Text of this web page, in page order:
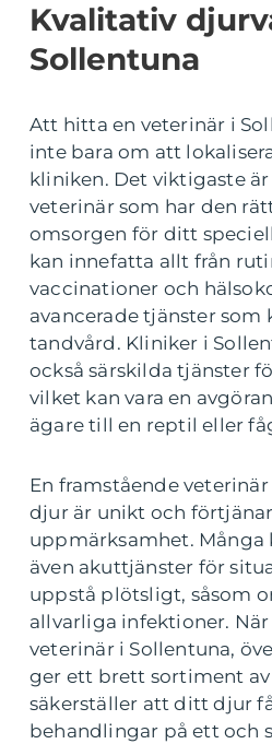
Kvalitativ
Sollentuna
Att hitta en veterinär i
inte bara om att
kliniken. Det viktigaste
veterinär som har den
omsorgen för ditt
kan innefatta allt från
vaccinationer och
avancerade tjänster som
tandvård. Kliniker i
också särskilda tjänster
vilket kan vara en
ägare till en reptil eller
En framstående
djur är unikt och
uppmärksamhet.
även akuttjänster för
uppstå plötsligt, såsom
allvarliga infektioner.
veterinär i Sollentuna,
ger ett brett sortiment
säkerställer att ditt djur
behandlingar på ett och